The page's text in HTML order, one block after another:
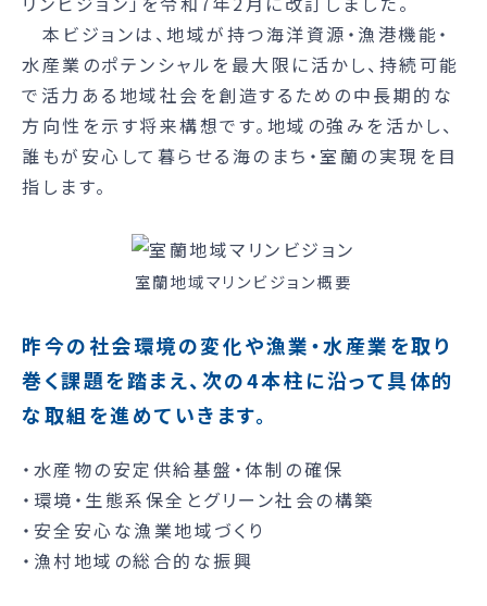
本ビジョンは、地域が持つ海洋資源・漁港機能・
水産業のポテンシャルを最大限に活かし、持続可能
で活力ある地域社会を創造するための中長期的な
方向性を示す将来構想です。地域の強みを活かし、
誰もが安心して暮らせる海のまち・室蘭の実現を目
指します。
室蘭地域マリンビジョン概要
昨今の社会環境の変化や漁業・水産業を取り
巻く課題を踏まえ、次の4本柱に沿って具体的
な取組を進めていきます。
・水産物の安定供給基盤・体制の確保
・環境・生態系保全とグリーン社会の構築
・安全安心な漁業地域づくり
・漁村地域の総合的な振興